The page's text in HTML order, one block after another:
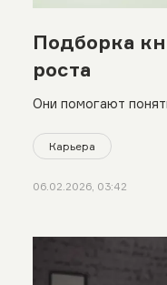
Подборка
роста
Они помогают
Карьера
06.02.2026, 03:42